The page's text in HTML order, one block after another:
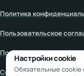
Политика
Пользовательское
Политика cookie
Согласие на обработку
Настройки cookie
Обязательные cookie